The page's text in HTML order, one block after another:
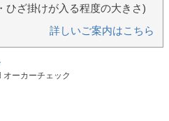
ひざ掛けが入る程度の大きさ)
詳しいご案内はこちら
オーカーチェック